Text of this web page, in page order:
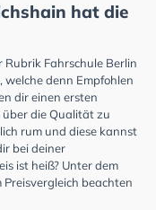
hat die
Fahrschule Berlin
welche denn Empfohlen
dir einen ersten
die Qualität zu
rum und diese kannst
bei deiner
ist heiß? Unter dem
Preisvergleich beachten